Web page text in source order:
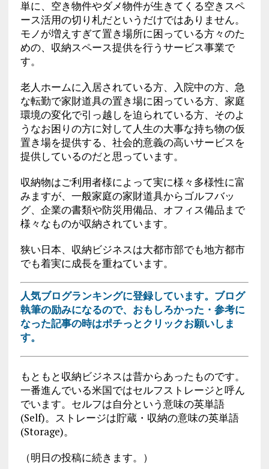
単に、空き物件やダメ物件が生きてくる空きスペ
ース活用の切り札だというだけではありません。
モノが増えすぎて置き場所に困っている方々のた
めの、収納スペース提供を行うサービス事業で
す。
老人ホームに入居されている方、入院中の方、急
な転勤で家財道具の置き場に困っている方、家庭
環境の変化で引っ越しを迫られている方、そのよ
うなお困りの方に対して人生の大事な持ち物の仮
置き場を提供する、社会的意義の高いサービスを
提供しているのだと思っています。
収納物はご利用者様によって実に様々多様性に富
みますが、一般家庭の家財道具からゴルフバッ
グ、企業の書類や防災用備品、オフィス備品まで
様々なものが収納されています。
狭い日本、収納ビジネスは大都市部でも地方都市
でも着実に成長を重ねています。
人気ブログランキングに登録しています。ブログ
執筆の励みになるので、おもしろかった・参考に
なった記事の時はポチっとクリックお願いしま
す。
もともと収納ビジネスは昔からあったものです。
一番進んでいる米国ではセルフストレージと呼ん
でいます。セルフは自分という意味の英単語
(Self)。ストレージは貯蔵・収納の意味の英単語
(Storage)。
（明日の投稿に続きます。）